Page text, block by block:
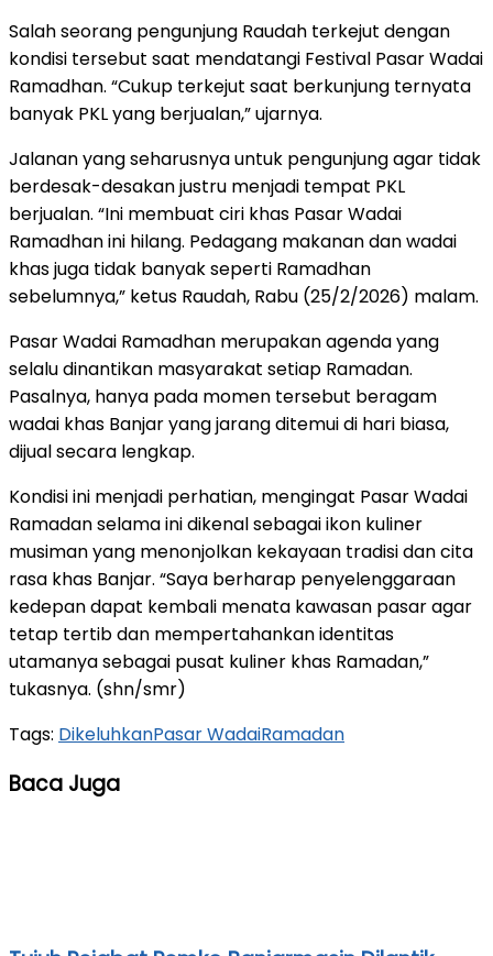
Salah seorang pengunjung Raudah terkejut dengan
kondisi tersebut saat mendatangi Festival Pasar Wadai
Ramadhan. “Cukup terkejut saat berkunjung ternyata
banyak PKL yang berjualan,” ujarnya.
Jalanan yang seharusnya untuk pengunjung agar tidak
berdesak-desakan justru menjadi tempat PKL
berjualan. “Ini membuat ciri khas Pasar Wadai
Ramadhan ini hilang. Pedagang makanan dan wadai
khas juga tidak banyak seperti Ramadhan
sebelumnya,” ketus Raudah, Rabu (25/2/2026) malam.
Pasar Wadai Ramadhan merupakan agenda yang
selalu dinantikan masyarakat setiap Ramadan.
Pasalnya, hanya pada momen tersebut beragam
wadai khas Banjar yang jarang ditemui di hari biasa,
dijual secara lengkap.
Kondisi ini menjadi perhatian, mengingat Pasar Wadai
Ramadan selama ini dikenal sebagai ikon kuliner
musiman yang menonjolkan kekayaan tradisi dan cita
rasa khas Banjar. “Saya berharap penyelenggaraan
kedepan dapat kembali menata kawasan pasar agar
tetap tertib dan mempertahankan identitas
utamanya sebagai pusat kuliner khas Ramadan,”
tukasnya. (shn/smr)
Tags: DikeluhkanPasar WadaiRamadan
Baca Juga